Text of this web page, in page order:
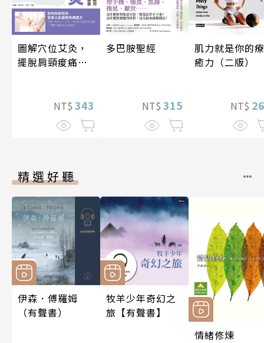
圖解穴位艾灸，
擺脫肩頸痠痛、
NT$ 343
多巴胺聖經
NT$ 315
肌力就是你的療
癒力（二版）
NT$
精選好聽
伊森．傅羅姆
（有聲書）
牧羊少年奇幻之
旅【有聲書】
情緒修煉